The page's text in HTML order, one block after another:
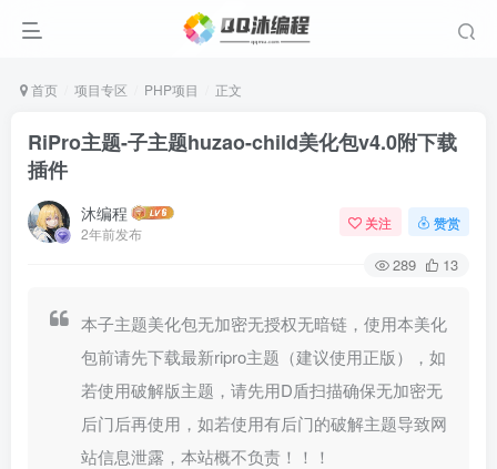
首页 项目专区 PHP项目 正文
RiPro主题-子主题huzao-child美化包v4.0附下载
插件
沐编程
2年前发布
关注 赞赏
289 13
本子主题美化包无加密无授权无暗链，使用本美化
包前请先下载最新ripro主题（建议使用正版），如
若使用破解版主题，请先用D盾扫描确保无加密无
后门后再使用，如若使用有后门的破解主题导致网
站信息泄露，本站概不负责！！！